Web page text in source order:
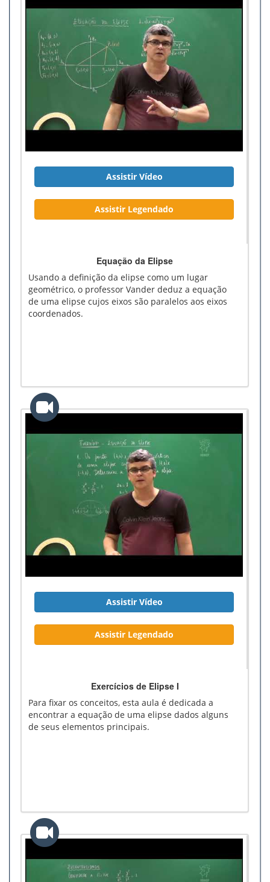
Assistir Vídeo
Assistir Legendado
Equação da Elipse
Usando a definição da elipse como um lugar
geométrico, o professor Vander deduz a equação
de uma elipse cujos eixos são paralelos aos eixos
coordenados.
Assistir Vídeo
Assistir Legendado
Exercícios de Elipse I
Para fixar os conceitos, esta aula é dedicada a
encontrar a equação de uma elipse dados alguns
de seus elementos principais.